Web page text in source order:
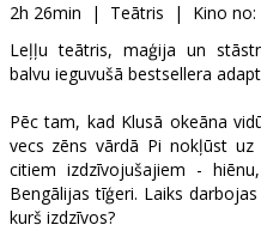
B2B
Kino
Klubs
2h 26min | Teātris | Kino no:
Leļļu teātris, maģija un
balvu ieguvušā bestsellera
Pēc tam, kad Klusā okeāna
vecs zēns vārdā Pi nokļūst
citiem izdzīvojušajiem -
Bengālijas tīģeri. Laiks
kurš izdzīvos?